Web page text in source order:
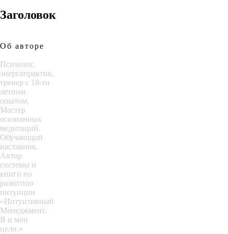
Заголовок
Об авторе
Психолог,
энергопрактик,
тренер с 18-ти
летним
опытом.
Мастер
осознанных
медитаций.
Обучающий
наставник.
Автор
системы и
книги по
развитию
интуиции
«Интуитивный
Менеджмент.
Я и мои
цели.»